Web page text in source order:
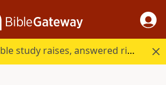
Every question Bible study raises, answered right here.